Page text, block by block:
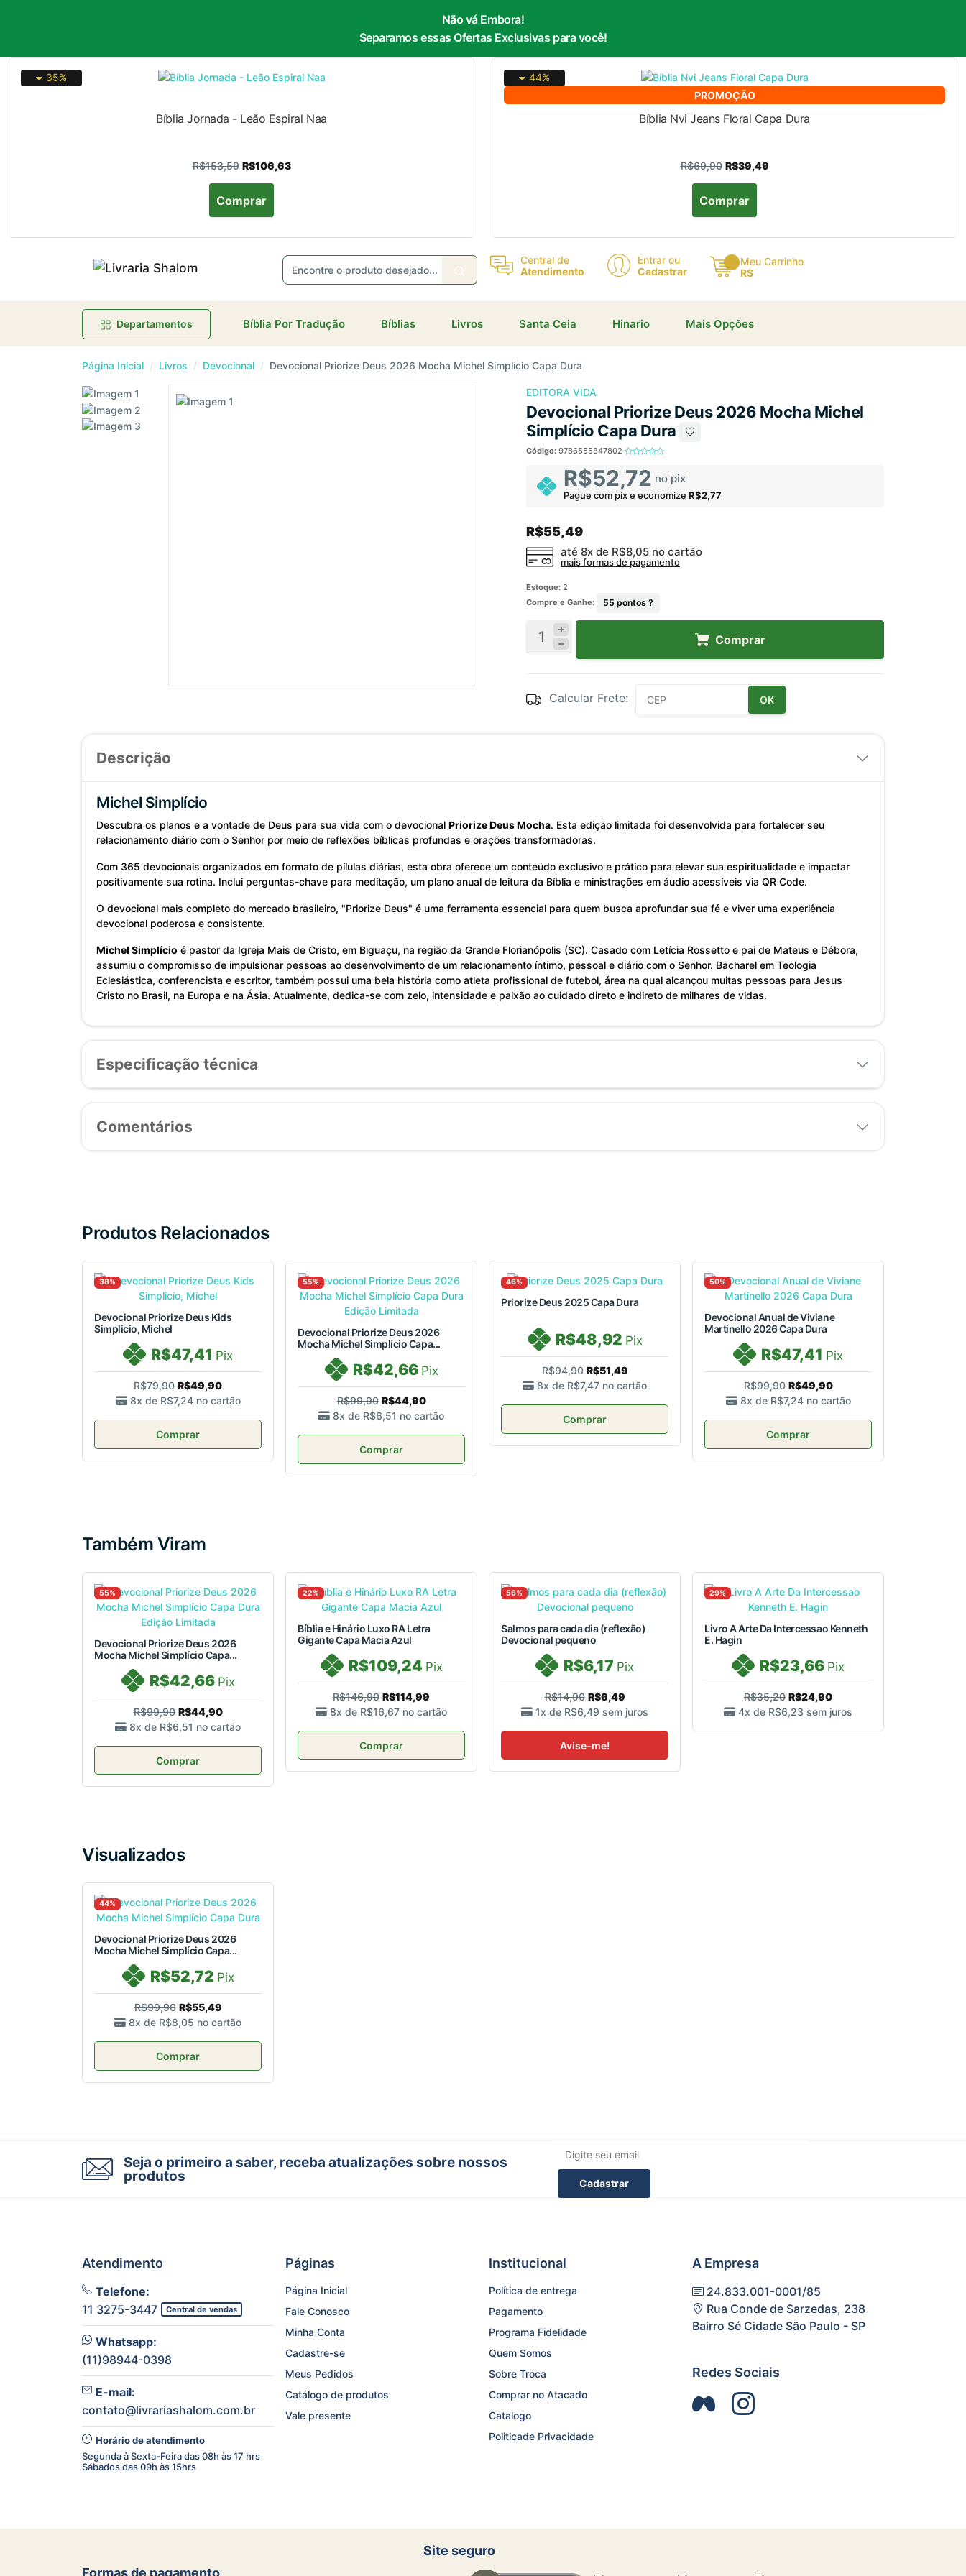
Não vá Embora!
Separamos essas Ofertas Exclusivas para você!
35%
Bíblia Jornada - Leão Espiral Naa
R$153,59 R$106,63
Comprar
PROMOÇÃO
44%
Bíblia Nvi Jeans Floral Capa Dura
R$69,90 R$39,49
Comprar
Central de
Atendimento
Entrar ou
Cadastrar
Meu Carrinho
R$
Departamentos Bíblia Por Tradução Bíblias Livros Santa Ceia Hinario Mais Opções
Página Inicial Livros Devocional Devocional Priorize Deus 2026 Mocha Michel Simplício Capa Dura
EDITORA VIDA
Devocional Priorize Deus 2026 Mocha Michel
Simplício Capa Dura
Código: 9786555847802
R$52,72 no pix
Pague com pix e economize R$2,77
R$55,49
até 8x de R$8,05 no cartão
mais formas de pagamento
Estoque: 2
Compre e Ganhe:
55 pontos ?
Comprar
Calcular Frete: OK
Descrição
Michel Simplício
Descubra os planos e a vontade de Deus para sua vida com o devocional Priorize Deus Mocha. Esta edição limitada foi desenvolvida para fortalecer seu
relacionamento diário com o Senhor por meio de reflexões bíblicas profundas e orações transformadoras.
Com 365 devocionais organizados em formato de pílulas diárias, esta obra oferece um conteúdo exclusivo e prático para elevar sua espiritualidade e impactar
positivamente sua rotina. Inclui perguntas-chave para meditação, um plano anual de leitura da Bíblia e ministrações em áudio acessíveis via QR Code.
O devocional mais completo do mercado brasileiro, "Priorize Deus" é uma ferramenta essencial para quem busca aprofundar sua fé e viver uma experiência
devocional poderosa e consistente.
Michel Simplício é pastor da Igreja Mais de Cristo, em Biguaçu, na região da Grande Florianópolis (SC). Casado com Letícia Rossetto e pai de Mateus e Débora,
assumiu o compromisso de impulsionar pessoas ao desenvolvimento de um relacionamento íntimo, pessoal e diário com o Senhor. Bacharel em Teologia
Eclesiástica, conferencista e escritor, também possui uma bela história como atleta profissional de futebol, área na qual alcançou muitas pessoas para Jesus
Cristo no Brasil, na Europa e na Ásia. Atualmente, dedica-se com zelo, intensidade e paixão ao cuidado direto e indireto de milhares de vidas.
Especificação técnica
Comentários
Produtos Relacionados
38%
Devocional Priorize Deus Kids
Simplicio, Michel
R$47,41 Pix
R$79,90 R$49,90
8x de R$7,24 no cartão
Comprar
55%
Devocional Priorize Deus 2026
Mocha Michel Simplício Capa...
R$42,66 Pix
R$99,90 R$44,90
8x de R$6,51 no cartão
Comprar
46%
Priorize Deus 2025 Capa Dura
R$48,92 Pix
R$94,90 R$51,49
8x de R$7,47 no cartão
Comprar
50%
Devocional Anual de Viviane
Martinello 2026 Capa Dura
R$47,41 Pix
R$99,90 R$49,90
8x de R$7,24 no cartão
Comprar
Também Viram
55%
Devocional Priorize Deus 2026
Mocha Michel Simplício Capa...
R$42,66 Pix
R$99,90 R$44,90
8x de R$6,51 no cartão
Comprar
22%
Bíblia e Hinário Luxo RA Letra
Gigante Capa Macia Azul
R$109,24 Pix
R$146,90 R$114,99
8x de R$16,67 no cartão
Comprar
56%
Salmos para cada dia (reflexão)
Devocional pequeno
R$6,17 Pix
R$14,90 R$6,49
1x de R$6,49 sem juros
Avise-me!
29%
Livro A Arte Da Intercessao Kenneth
E. Hagin
R$23,66 Pix
R$35,20 R$24,90
4x de R$6,23 sem juros
Visualizados
44%
Devocional Priorize Deus 2026
Mocha Michel Simplício Capa...
R$52,72 Pix
R$99,90 R$55,49
8x de R$8,05 no cartão
Comprar
Seja o primeiro a saber, receba atualizações sobre nossos
produtos
Cadastrar
Atendimento
Telefone:
11 3275-3447
Central de vendas
Whatsapp:
(11)98944-0398
E-mail:
contato@livrariashalom.com.br
Horário de atendimento
Segunda à Sexta-Feira das 08h às 17 hrs
Sábados das 09h às 15hrs
Páginas
Página Inicial
Fale Conosco
Minha Conta
Cadastre-se
Meus Pedidos
Catálogo de produtos
Vale presente
Institucional
Política de entrega
Pagamento
Programa Fidelidade
Quem Somos
Sobre Troca
Comprar no Atacado
Catalogo
Politicade Privacidade
A Empresa
24.833.001-0001/85
Rua Conde de Sarzedas, 238
Bairro Sé Cidade São Paulo - SP
Redes Sociais
Site seguro